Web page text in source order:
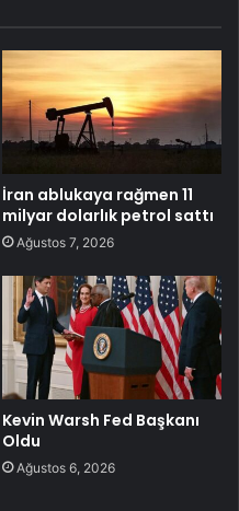
İran ablukaya rağmen 11
milyar dolarlık petrol sattı
Ağustos 7, 2026
Kevin Warsh Fed Başkanı
Oldu
Ağustos 6, 2026